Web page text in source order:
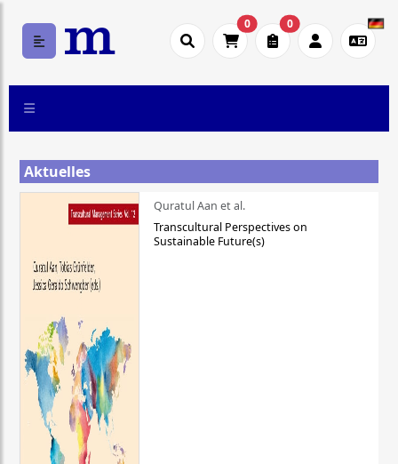
0 0
Aktuelles
Quratul Aan et al.
Transcultural Perspectives on
Sustainable Future(s)